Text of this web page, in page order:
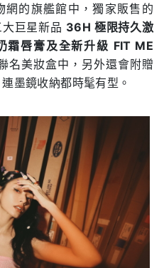
的旗艦館中，獨家販售的
大巨星新品 36H 極限持久激
霜唇膏及全新升級 FIT ME
名美妝盒中，另外還會附贈
連墨鏡收納都時髦有型。